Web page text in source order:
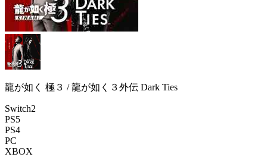
龍が如く 極３ / 龍が如く３外伝 Dark Ties
Switch2
PS5
PS4
PC
XBOX